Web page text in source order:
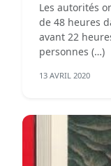
Les autorités
de 48 heures
avant 22
personnes (…)
13 AVRIL 2020